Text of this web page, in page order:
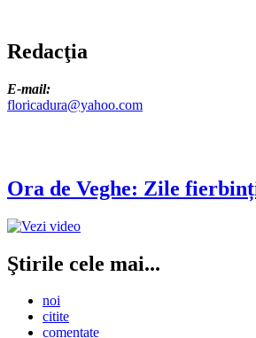
Redacţia
E-mail:
floricadura@yahoo.com
Ora de Veghe: Zile
Ştirile cele mai...
noi
citite
comentate